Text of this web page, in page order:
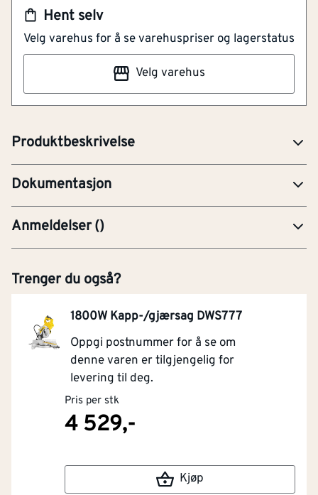
Hent selv
Velg varehus for å se varehuspriser og lagerstatus
Velg varehus
Produktbeskrivelse
Stilren og minimalistisk design
Gulvlister finérte gir en perfekt finish til gulvet ditt.
Listene er produsert i massivt tre, og er naturlig unike i
farge og struktur. Listene passer til alle tykkelser av
Kährs gulv. Enkel montering med clips, og et garantert
Dokumentasjon
FDV-Forvaltning, drift og vedlikehold
Anmeldelser()
Trenger du også?
1800W Kapp-/gjærsag DWS777
Oppgi postnummer for å se om
denne varen er tilgjengelig for
levering til deg.
Pris per stk
4 529,-
Kjøp